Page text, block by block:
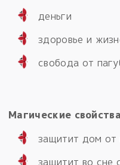
деньги
здоровье и
свобода от
Магические
защитит дом от
защитит во сне